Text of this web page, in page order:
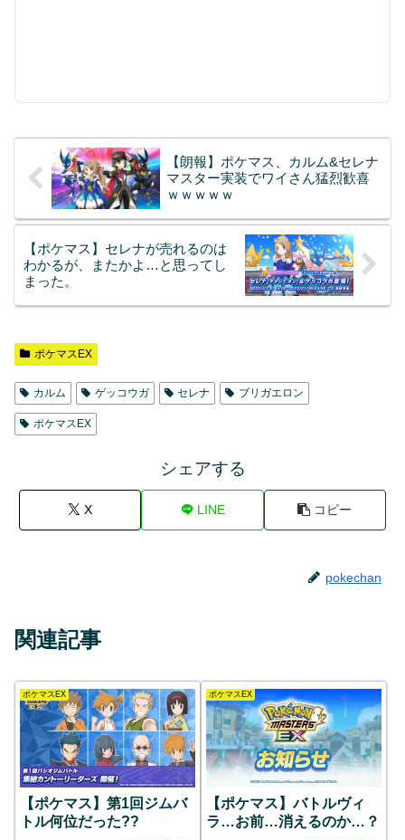
【朗報】ポケマス、カルム&セレナ
マスター実装でワイさん猛烈歓喜
ｗｗｗｗｗ
【ポケマス】セレナが売れるのは
わかるが、またかよ…と思ってし
まった。
ポケマスEX
カルム ゲッコウガ セレナ ブリガエロン
ポケマスEX
シェアする
X LINE コピー
pokechan
関連記事
ポケマスEX
【ポケマス】第1回ジムバ
トル何位だった??
ポケマスEX
【ポケマス】バトルヴィ
ラ…お前…消えるのか…？